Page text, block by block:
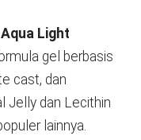
Light
gel berbasis
cast, dan
Jelly dan Lecithin
lainnya.